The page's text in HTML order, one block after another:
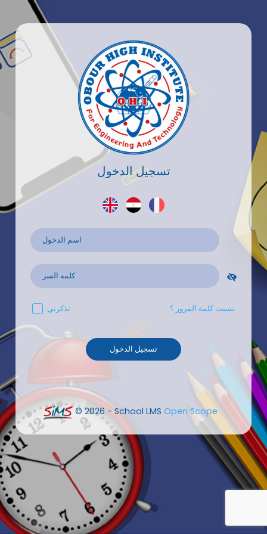
تسجيل الدخول
تذكرني نسيت كلمة المرور ؟
© 2026 - School LMS Open Scope